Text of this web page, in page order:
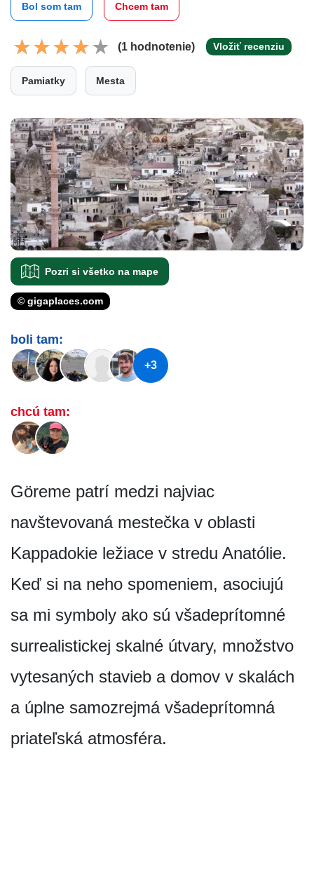
Bol som tam Chcem tam
(1 hodnotenie) Vložiť recenziu
Pamiatky Mesta
Pozri si všetko na mape
© gigaplaces.com
boli tam:
+3
chcú tam:
Göreme patrí medzi najviac
navštevovaná mestečka v oblasti
Kappadokie ležiace v stredu Anatólie.
Keď si na neho spomeniem, asociujú
sa mi symboly ako sú všadeprítomné
surrealistickej skalné útvary, množstvo
vytesaných stavieb a domov v skalách
a úplne samozrejmá všadeprítomná
priateľská atmosféra.